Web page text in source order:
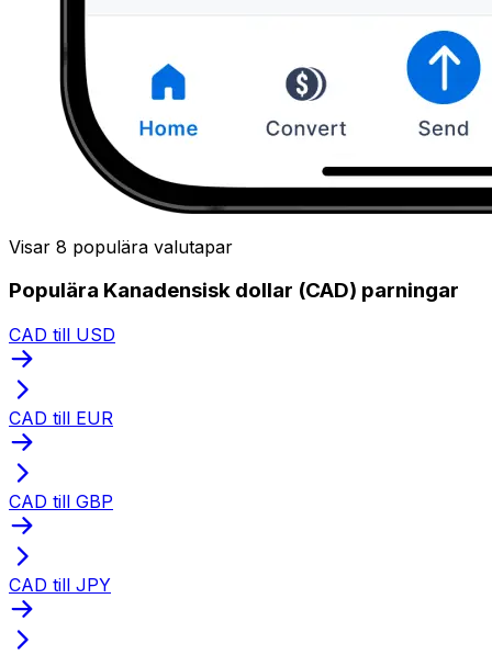
Visar 8 populära valutapar
Populära Kanadensisk dollar (CAD) parningar
CAD till USD
CAD till EUR
CAD till GBP
CAD till JPY